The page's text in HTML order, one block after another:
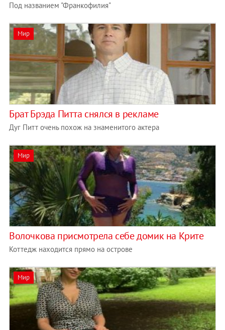
Под названием "Франкофилия"
Мир
Брат Брэда Питта снялся в рекламе
Дуг Питт очень похож на знаменитого актера
Мир
Волочкова присмотрела себе домик на Крите
Коттедж находится прямо на острове
Мир